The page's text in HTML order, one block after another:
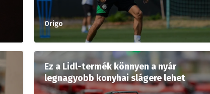
Origo
Ez a Lidl-termék könnyen a nyár
legnagyobb konyhai slágere lehet